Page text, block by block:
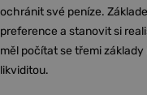
ochránit své peníze.
preference a stanovit si
měl počítat se třemi
likviditou.